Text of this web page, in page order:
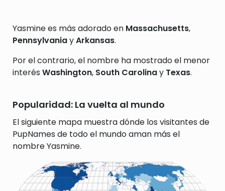
Yasmine es más adorado en Massachusetts,
PennsylvaniayArkansas.
Por el contrario, el nombre ha mostrado el menor
interés Washington, South Carolinay Texas.
Popularidad: La vuelta al mundo
El siguiente mapa muestra dónde los visitantes de
PupNames de todo el mundo aman más el
nombre Yasmine.